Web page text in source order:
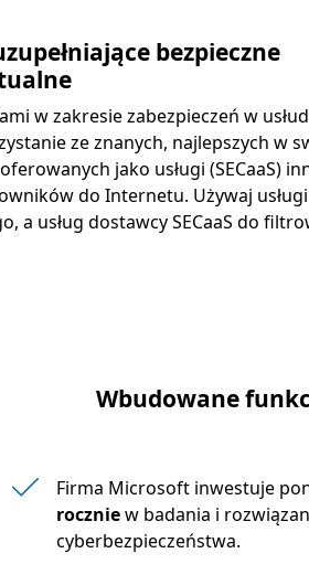
bezpieczne
w zakresie zabezpieczeń w
ze znanych, najlepszych w
jako usługi (SECaaS)
do Internetu. Używaj
a usług dostawcy SECaaS do
Wbudowane
Firma Microsoft inwestuje
roczniew badania i
cyberbezpieczeństwa.